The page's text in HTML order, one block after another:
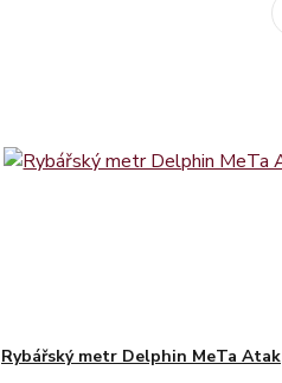
Rybářský metr Delphin MeTa Atak